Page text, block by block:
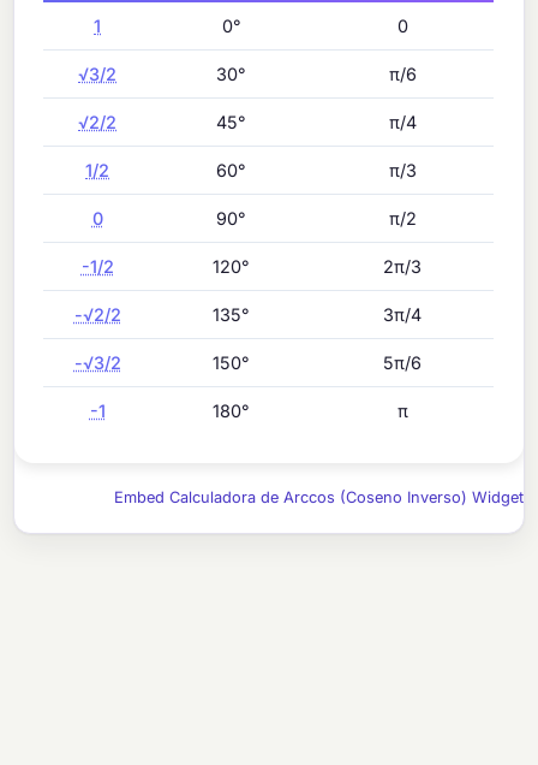
1 0° 0
√3/2 30° π/6
√2/2 45° π/4
1/2 60° π/3
0 90° π/2
-1/2 120° 2π/3
-√2/2 135° 3π/4
-√3/2 150° 5π/6
-1 180° π
Embed Calculadora de Arccos (Coseno Inverso) Widget